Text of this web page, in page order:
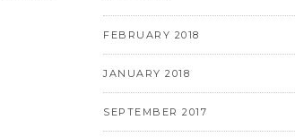
FEBRUARY 2018
JANUARY 2018
SEPTEMBER 2017